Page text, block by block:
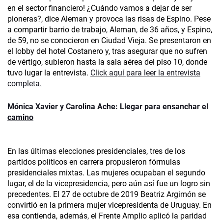
en el sector financiero! ¿Cuándo vamos a dejar de ser
pioneras?, dice Aleman y provoca las risas de Espino. Pese
a compartir barrio de trabajo, Aleman, de 36 años, y Espino,
de 59, no se conocieron en Ciudad Vieja. Se presentaron en
el lobby del hotel Costanero y, tras asegurar que no sufren
de vértigo, subieron hasta la sala aérea del piso 10, donde
tuvo lugar la entrevista. Click aquí para leer la entrevista
completa.
Mónica Xavier y Carolina Ache: Llegar para ensanchar el
camino
En las últimas elecciones presidenciales, tres de los
partidos políticos en carrera propusieron fórmulas
presidenciales mixtas. Las mujeres ocupaban el segundo
lugar, el de la vicepresidencia, pero aún así fue un logro sin
precedentes. El 27 de octubre de 2019 Beatriz Argimón se
convirtió en la primera mujer vicepresidenta de Uruguay. En
esa contienda, además, el Frente Amplio aplicó la paridad